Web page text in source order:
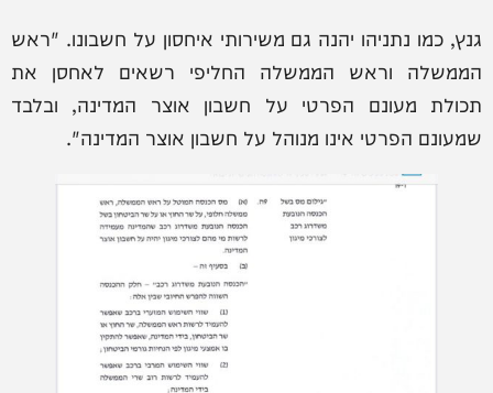
גנץ, כמו נתניהו יהנה גם משירותי איחסון על חשבונו. "ראש
הממשלה וראש הממשלה החליפי רשאים לאחסן את
תכולת מעונם הפרטי על חשבון אוצר המדינה, ובלבד
שמעונם הפרטי אינו מנוהל על חשבון אוצר המדינה".